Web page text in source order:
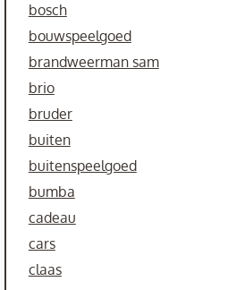
bosch
bouwspeelgoed
brandweerman sam
brio
bruder
buiten
buitenspeelgoed
bumba
cadeau
cars
claas